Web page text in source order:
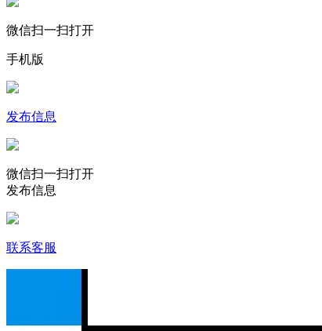
微信扫一扫打开
手机版
发布信息
微信扫一扫打开
发布信息
联系客服